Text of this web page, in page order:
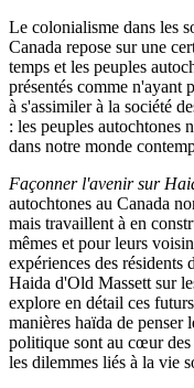
Le colonialisme dans les
Canada repose sur une
temps et les peuples
présentés comme n'ayant
à s'assimiler à la société
: les peuples autochtones
dans notre monde
Façonner l'avenir sur
autochtones au Canada
mais travaillent à en
mêmes et pour leurs
expériences des résidents
Haida d'Old Massett sur
explore en détail ces
manières haïda de penser
politique sont au cœur des
les dilemmes liés à la vie